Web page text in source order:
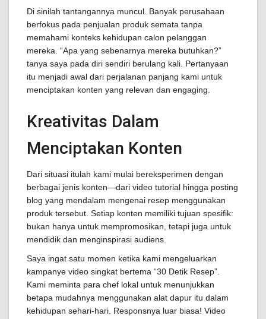
Di sinilah tantangannya muncul. Banyak perusahaan
berfokus pada penjualan produk semata tanpa
memahami konteks kehidupan calon pelanggan
mereka. “Apa yang sebenarnya mereka butuhkan?”
tanya saya pada diri sendiri berulang kali. Pertanyaan
itu menjadi awal dari perjalanan panjang kami untuk
menciptakan konten yang relevan dan engaging.
Kreativitas Dalam
Menciptakan Konten
Dari situasi itulah kami mulai bereksperimen dengan
berbagai jenis konten—dari video tutorial hingga posting
blog yang mendalam mengenai resep menggunakan
produk tersebut. Setiap konten memiliki tujuan spesifik:
bukan hanya untuk mempromosikan, tetapi juga untuk
mendidik dan menginspirasi audiens.
Saya ingat satu momen ketika kami mengeluarkan
kampanye video singkat bertema “30 Detik Resep”.
Kami meminta para chef lokal untuk menunjukkan
betapa mudahnya menggunakan alat dapur itu dalam
kehidupan sehari-hari. Responsnya luar biasa! Video